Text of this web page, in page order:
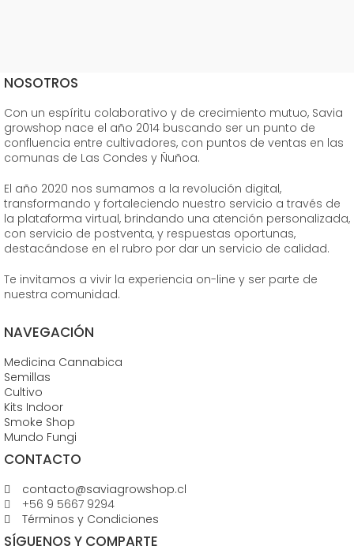
NOSOTROS
Con un espíritu colaborativo y de crecimiento mutuo, Savia
growshop nace el año 2014 buscando ser un punto de
confluencia entre cultivadores, con puntos de ventas en las
comunas de Las Condes y Ñuñoa.
El año 2020 nos sumamos a la revolución digital,
transformando y fortaleciendo nuestro servicio a través de
la plataforma virtual, brindando una atención personalizada,
con servicio de postventa, y respuestas oportunas,
destacándose en el rubro por dar un servicio de calidad.
Te invitamos a vivir la experiencia on-line y ser parte de
nuestra comunidad.
NAVEGACIÓN
Medicina Cannabica
Semillas
Cultivo
Kits Indoor
Smoke Shop
Mundo Fungi
CONTACTO
contacto@saviagrowshop.cl
+56 9 5667 9294
Términos y Condiciones
SÍGUENOS Y COMPARTE